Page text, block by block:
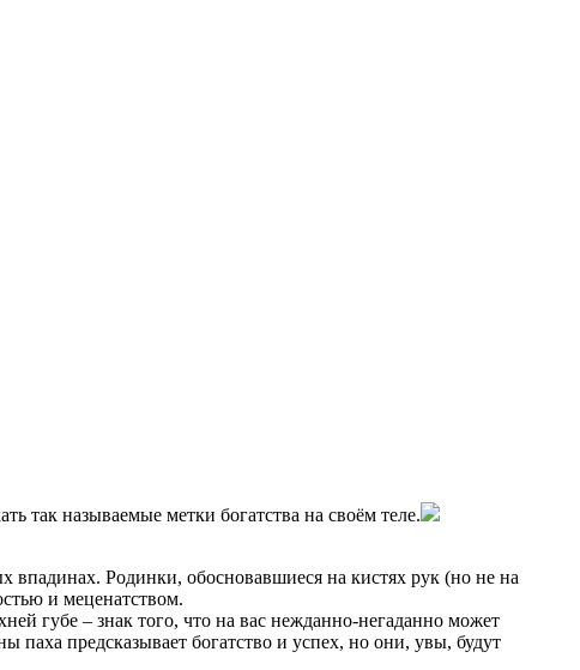
так называемые метки богатства на своём теле.
Родинки, обосновавшиеся на кистях рук (но не на
и меценатством.
губе – знак того, что на вас нежданно-негаданно может
паха предсказывает богатство и успех, но они, увы, будут